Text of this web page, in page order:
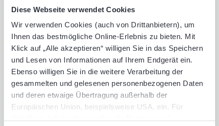
Diese Webseite verwendet Cookies
Wir verwenden Cookies (auch von Drittanbietern), um
Ihnen das bestmögliche Online-Erlebnis zu bieten. Mit
Klick auf „Alle akzeptieren“ willigen Sie in das Speichern
und Lesen von Informationen auf Ihrem Endgerät ein.
Ebenso willigen Sie in die weitere Verarbeitung der
gesammelten und gelesenen personenbezogenen Daten
und deren etwaige Übertragung außerhalb der
Europäischen Union, beispielsweise USA, ein. Für
Informiert bleiben. Mit
unseren Newslettern.
Newsletter abonnieren